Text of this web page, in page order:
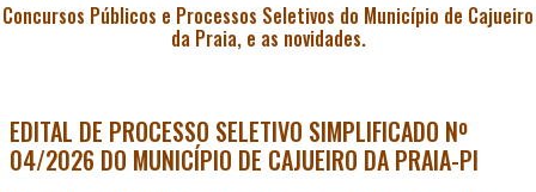
Concursos Públicos e Processos Seletivos do Município de Cajueiro
da Praia, e as novidades.
EDITAL DE PROCESSO SELETIVO SIMPLIFICADO Nº
04/2026 DO MUNICÍPIO DE CAJUEIRO DA PRAIA-PI